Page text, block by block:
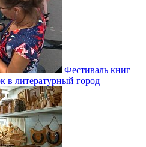
Фестиваль книг
в литературный город